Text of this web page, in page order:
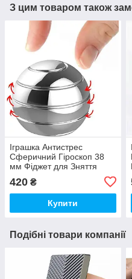
З цим товаром також
Іграшка Антистрес
Сферичний Гіроскоп 38
мм Фіджет для Зняття
420 ₴
Купити
Подібні товари компанії